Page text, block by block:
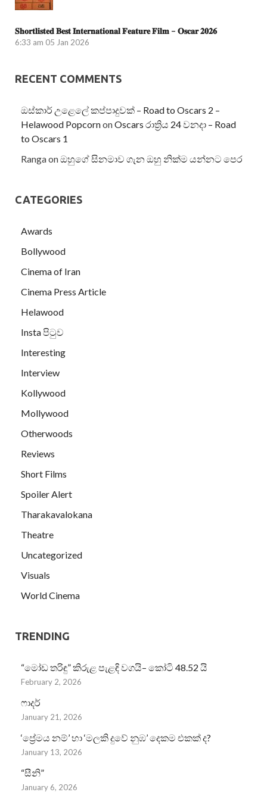
𝐒𝐡𝐨𝐫𝐭𝐥𝐢𝐬𝐭𝐞𝐝 𝐁𝐞𝐬𝐭 𝐈𝐧𝐭𝐞𝐫𝐧𝐚𝐭𝐢𝐨𝐧𝐚𝐥 𝐅𝐞𝐚𝐭𝐮𝐫𝐞 𝐅𝐢𝐥𝐦 – 𝐎𝐬𝐜𝐚𝐫 𝟐𝟎𝟐𝟔
6:33 am 05 Jan 2026
RECENT COMMENTS
ඔස්කාර් උළෙලේ කප්පාදුවක් – Road to Oscars 2 –
Helawood PopcornonOscars රාත්‍රිය 24 වනදා – Road
to Oscars 1
Rangaonඔහුගේ සිනමාව ගැන ඔහු නික්ම යන්නට පෙර
CATEGORIES
Awards
Bollywood
Cinema of Iran
Cinema Press Article
Helawood
Insta පිටුව
Interesting
Interview
Kollywood
Mollywood
Otherwoods
Reviews
Short Films
Spoiler Alert
Tharakavalokana
Theatre
Uncategorized
Visuals
World Cinema
TRENDING
“මෝඩ තරිඳු” කිරුළ පැළඳි වගයි– කෝටි 48.52 යි
February 2, 2026
ෆාදර්
January 21, 2026
‘ප්‍රේමය නම්’ හා ‘මලකි දුවේ නුඹ’ දෙකම එකක් ද?
January 13, 2026
“සීනි”
January 6, 2026